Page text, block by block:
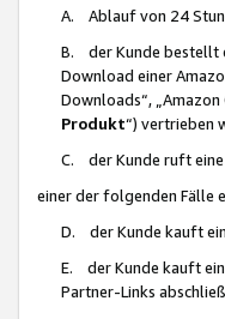
A. Ablauf von 24
B. der Kunde bestellt
Download einer
Downloads“, „Amazon
Produkt“) vertrieben
C. der Kunde ruft eine
einer der folgenden Fälle
D. der Kunde kauft
E. der Kunde kauft ein
Partner-Links